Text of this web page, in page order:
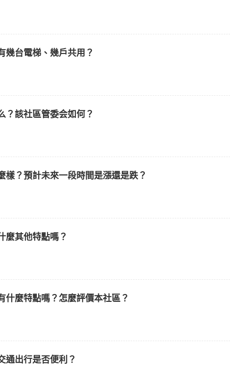
幾台電梯、幾戶共用？
？該社區管委会如何？
樣？預計未來一段時間是漲還是跌？
麼其他特點嗎？
什麼特點嗎？怎麼評價本社區？
通出行是否便利？